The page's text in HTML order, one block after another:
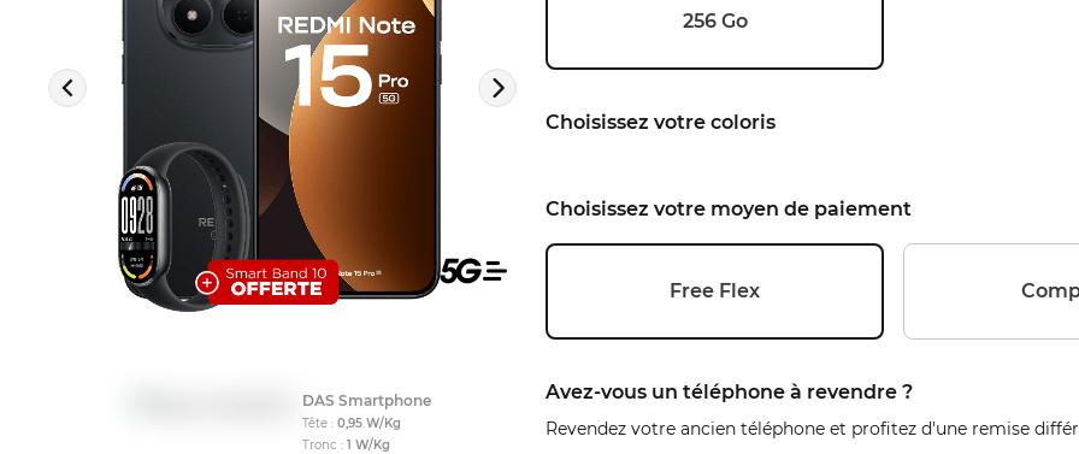
Compatible 5G
DAS Smartphone
Tête : 0,95W/Kg
Tronc : 1 W/Kg
256 Go
Choisissez votre coloris
Choisissez votre moyen de paiement
Free Flex
Avez-vous un téléphone à revendre ?
Revendez votre ancien téléphone et profitez d'une remise